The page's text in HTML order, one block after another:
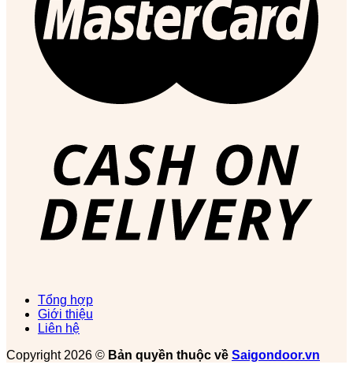
Tổng hợp
Giới thiệu
Liên hệ
Copyright 2026 © Bản quyền thuộc về Saigondoor.vn